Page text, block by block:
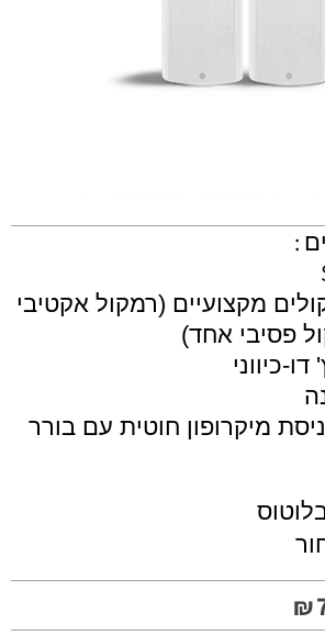
:
מקצועיים (רמקול אקטיבי
פסיבי אחד)
דו-כיווני
מיקרופון חוטית עם בורר
₪